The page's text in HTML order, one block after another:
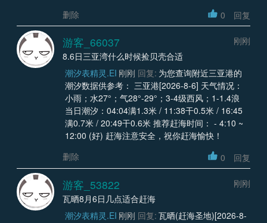
删除
0 回复
游客_66037
刚刚
8.6日三亚湾什么时候捡贝壳合适
潮汐表精灵.EI 刚刚 回复: 为您查询附近三亚港的
潮汐数据供参考： 三亚港[2026-8-6] 天气情况：
小雨；水27°；气28°-29°；3-4级西风；1-1.4浪
当日潮汐：04:04满1.3米 / 11:38干0.5米 / 16:45
满0.7米 / 20:49干0.6米 推荐赶海时间： - 4:10 ~
12:00 (好) 赶海注意安全，祝你赶海愉快！
删除
0 回复
游客_53822
刚刚
瓦晒8月6日几点适合赶海
潮汐表精灵.EI 刚刚 回复: 瓦晒(赶海圣地)[2026-8-